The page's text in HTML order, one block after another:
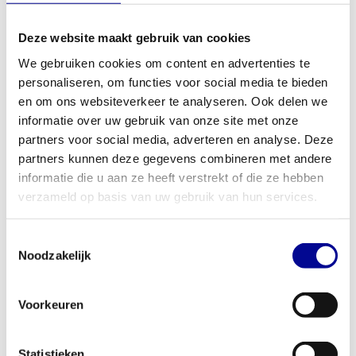
Deze website maakt gebruik van cookies
We gebruiken cookies om content en advertenties te
personaliseren, om functies voor social media te bieden
en om ons websiteverkeer te analyseren. Ook delen we
informatie over uw gebruik van onze site met onze
partners voor social media, adverteren en analyse. Deze
partners kunnen deze gegevens combineren met andere
informatie die u aan ze heeft verstrekt of die ze hebben
verzameld op basis van uw gebruik van hun services.
Noodzakelijk
Voorkeuren
gebruikersgewicht van 180 kg staat deze hometrainer garant voor
stabiliteit, zelfs tijdens de meest intensieve workouts. Bekijk ook
ons volledigeaanbod upright bikesvoor meer opties.
Perfect voor thuis en professioneel gebruik
Dankzij zijn duurzame constructie en veelzijdige mogelijkheden is
dit apparaat een slimme keuze voor uiteenlopende situaties. Voor
de serieuze thuissporter is het een betrouwbare partner die
jarenlang meegaat. Voor zakelijke klanten, zoals sportscholen,
Je biedt je klanten of medewerkers een professionele
geïnteresseerd in het inrichten van een complete fitnessruimte?
Ontdek onzezakelijke fitnessoplossingen
, van koop en lease tot